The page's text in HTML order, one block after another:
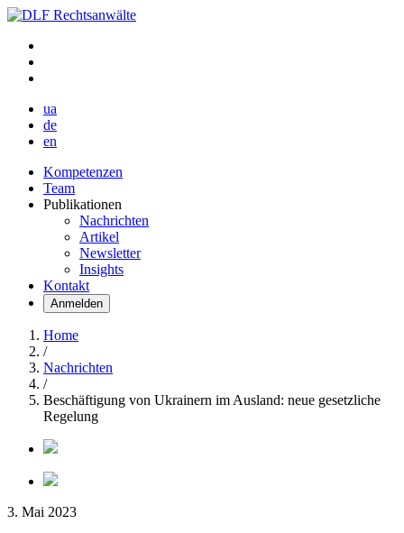
ua
de
en
Kompetenzen
Team
Publikationen
Nachrichten
Artikel
Newsletter
Insights
Kontakt
Anmelden
Home
/
Nachrichten
/
Beschäftigung von Ukrainern im Ausland: neue gesetzliche
Regelung
3. Mai 2023